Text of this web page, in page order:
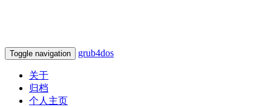
Toggle navigation grub4dos
关于
归档
个人主页